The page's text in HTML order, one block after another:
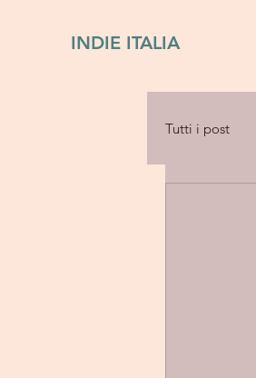
INDIE ITALIA
Tutti i post